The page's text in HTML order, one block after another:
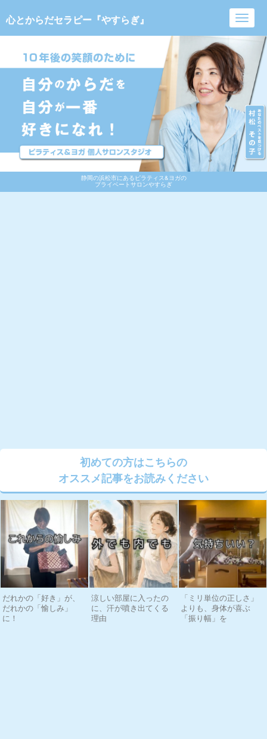
静岡の浜松市にあるピラティス&ヨガの
プライベートサロンやすらぎ
心とからだセラピー『やすらぎ』
初めての方はこちらの
オススメ記事をお読みください
だれかの「好き」が、
だれかの「愉しみ」
に！
涼しい部屋に入ったの
に、汗が噴き出てくる
理由
「ミリ単位の正しさ」
よりも、身体が喜ぶ
「振り幅」を